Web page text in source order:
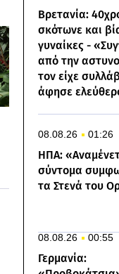
Βρετανία:
σκότωνε και
γυναίκες -
από την
τον είχε
άφησε
08.08.26 01:26
ΗΠΑ:
σύντομα
τα Στενά του
08.08.26 00:55
Γερμανία: